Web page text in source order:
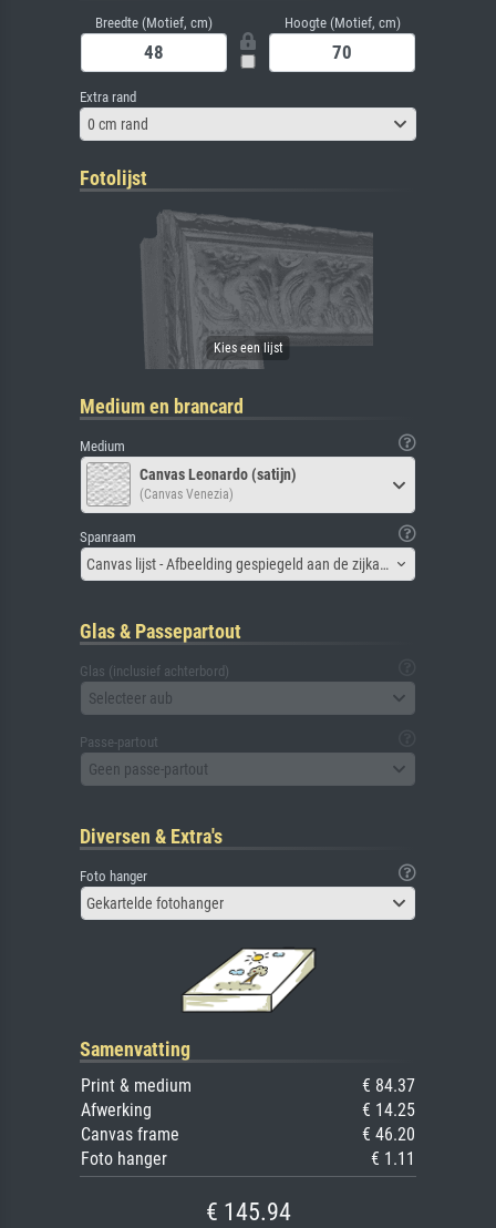
Breedte (Motief, cm) Hoogte (Motief, cm)
Extra rand
0 cm rand
Fotolijst
Medium en brancard
Medium
Canvas Leonardo (satijn)
(Canvas Venezia)
Spanraam
Canvas lijst - Afbeelding gespiegeld aan de zijkant
Glas & Passepartout
Glas (inclusief achterbord)
Selecteer aub
Passe-partout
Geen passe-partout
Diversen & Extra's
Foto hanger
Gekartelde fotohanger
Samenvatting
Print & medium
€ 84.37
Afwerking
€ 14.25
Canvas frame
€ 46.20
Foto hanger
€ 1.11
€ 145.94